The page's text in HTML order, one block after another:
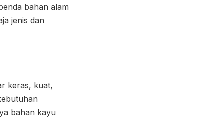
bahan alam
jenis dan
keras, kuat,
bahan kayu